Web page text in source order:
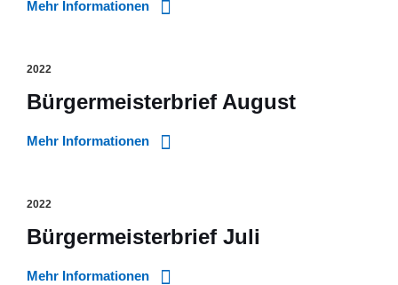
Mehr Informationen
2022
Bürgermeisterbrief August
Mehr Informationen
2022
Bürgermeisterbrief Juli
Mehr Informationen